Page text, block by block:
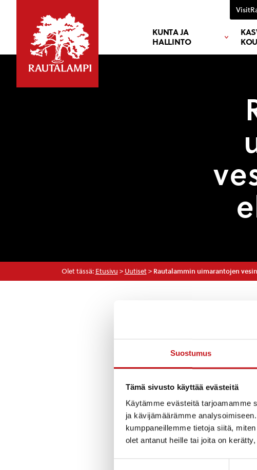
Suostumus
Tämä sivusto käyttää evästeitä
Käytämme evästeitä tarjoamamme
ja kävijämäärämme
kumppaneillemme tietoja siitä,
olet antanut heille tai joita on
KUNTA JA
HALLINTO
Olet tässä: Etusivu > Uutiset> Rautalammin uimarantojen
Toholahden,
elokuulta löytyvät
Ympäristönsuojelu –
Milla Saarinen
Ympäristötarkastaja
puh. 0400 200 194